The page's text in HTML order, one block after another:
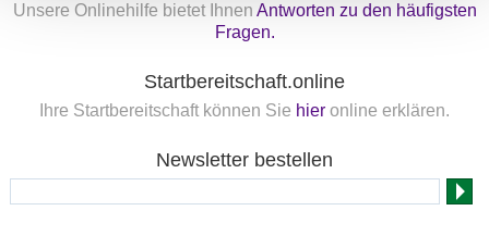
Unsere Onlinehilfe bietet Ihnen Antworten zu den häufigsten
Fragen.
Startbereitschaft.online
Ihre Startbereitschaft können Sie hier online erklären.
Newsletter bestellen